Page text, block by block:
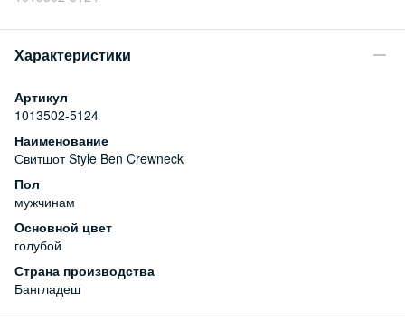
Характеристики
Артикул
1013502-5124
Наименование
Свитшот Style Ben Crewneck
Пол
мужчинам
Основной цвет
голубой
Страна производства
Бангладеш